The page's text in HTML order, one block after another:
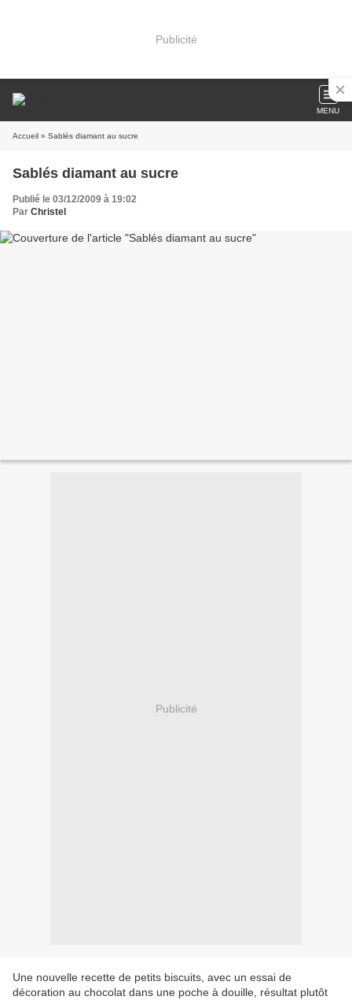
Publicité
MENU
Accueil » Sablés diamant au sucre
Sablés diamant au sucre
Publié le 03/12/2009 à 19:02
Par Christel
Publicité
Une nouvelle recette de petits biscuits, avec un essai de
décoration au chocolat dans une poche à douille, résultat plutôt